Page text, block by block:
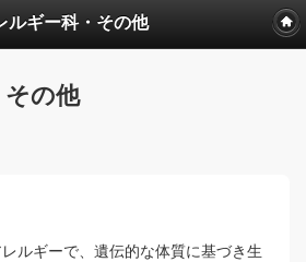
ルギー科・その他
その他
ルギーで、遺伝的な体質に基づき生